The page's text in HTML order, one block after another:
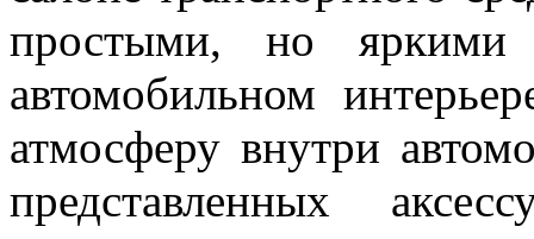
простыми, но
автомобильном
атмосферу внутри
представленных